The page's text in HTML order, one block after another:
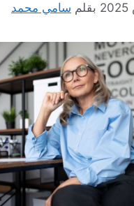
بقلم سامي محمد